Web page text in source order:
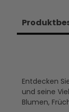
Entdecken
und seine
Blumen,